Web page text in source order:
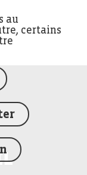
écho
FEDIL
au
certains